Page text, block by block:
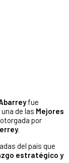
fue
de las Mejores
por
.
del país que
estratégico y